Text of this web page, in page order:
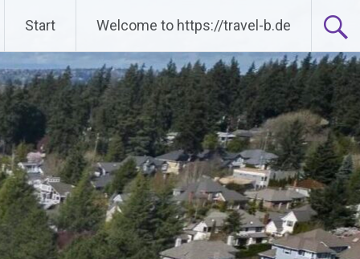
Start Welcome to https://travel-b.de